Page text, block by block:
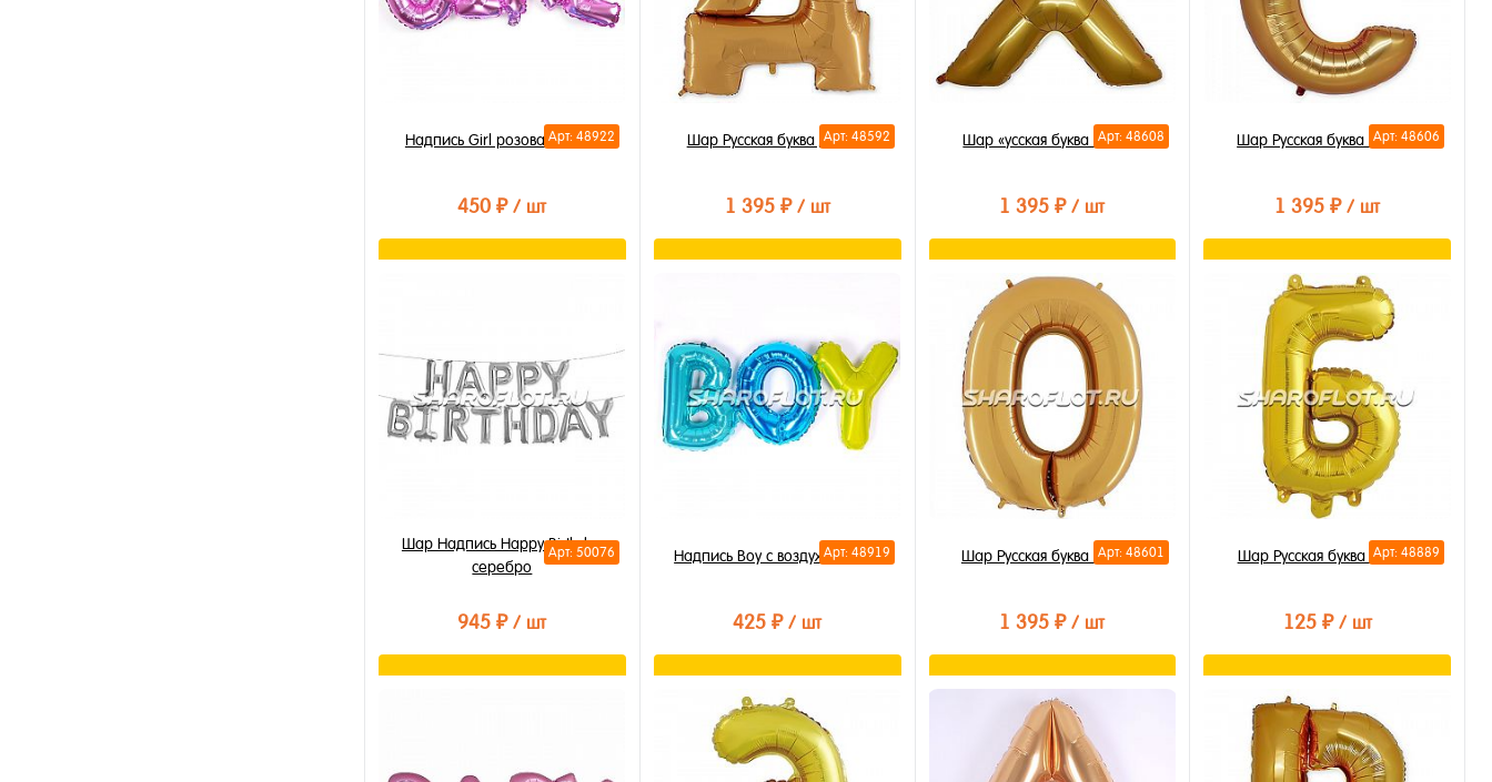
Арт: 48922
Надпись Girl розовая 112см
450 ₽/ шт
В избранное
В наличии
Арт: 48592
Шар Русская буква Д 85см
1 395 ₽ / шт
В избранное
В наличии
Арт: 48608
Шар «усская буква Х 85см
1 395 ₽/ шт
В корзину
Купить в 1 клик
В избранное
В наличии
Арт: 48606
Шар Русская буква С 85см
1 395 ₽/ шт
В корзину
Купить в 1 клик
В избранное
В наличии
Арт: 50076
Шар Надпись Happy Birthday
серебро
945 ₽/ шт
В избранное
Арт: 48919
Надпись Boy с воздухом 60см
425 ₽/ шт
Купить в 1 клик
В избранное
Арт: 48601
Шар Русская буква О 85см
1 395 ₽/ шт
В корзину
Купить в 1 клик
В избранное
Арт: 48889
Шар Русская буква Б 35см
125 ₽ / шт
Купить в 1 клик
В избранное